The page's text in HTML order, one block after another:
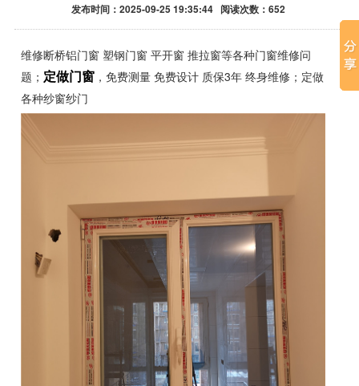
发布时间：2025-09-25 19:35:44 阅读次数：652
维修断桥铝门窗 塑钢门窗 平开窗 推拉窗等各种门窗维修问
题； 定做门窗，免费测量 免费设计 质保3年 终身维修；定做
各种纱窗纱门